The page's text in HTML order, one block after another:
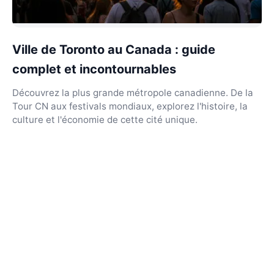
Ville de Toronto au Canada : guide
complet et incontournables
Découvrez la plus grande métropole canadienne. De la
Tour CN aux festivals mondiaux, explorez l'histoire, la
culture et l'économie de cette cité unique.